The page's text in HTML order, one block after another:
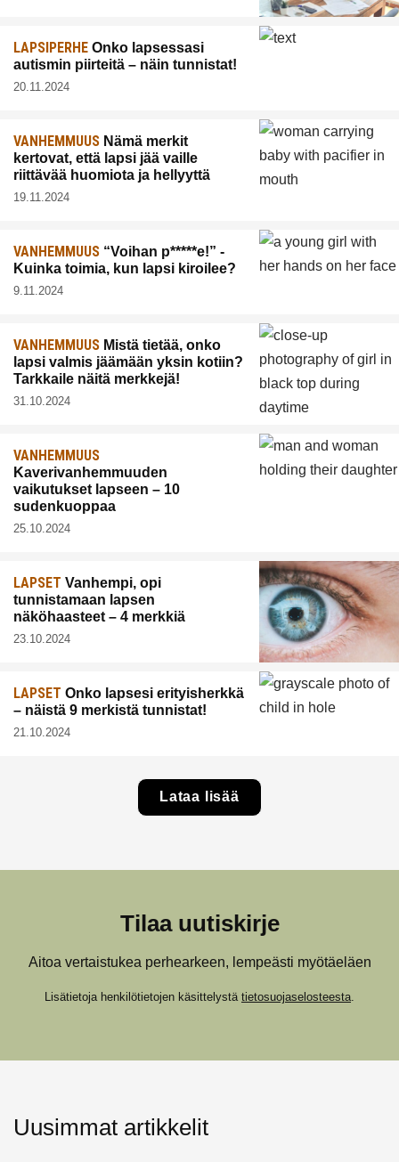
LAPSIPERHE Onko lapsessasi
autismin piirteitä – näin tunnistat!
20.11.2024
VANHEMMUUS Nämä merkit
kertovat, että lapsi jää vaille
riittävää huomiota ja hellyyttä
19.11.2024
VANHEMMUUS “Voihan p*****e!” -
Kuinka toimia, kun lapsi kiroilee?
9.11.2024
VANHEMMUUS Mistä tietää, onko
lapsi valmis jäämään yksin kotiin?
Tarkkaile näitä merkkejä!
31.10.2024
VANHEMMUUS
Kaverivanhemmuuden
vaikutukset lapseen – 10
sudenkuoppaa
25.10.2024
LAPSET Vanhempi, opi
tunnistamaan lapsen
näköhaasteet – 4 merkkiä
23.10.2024
LAPSET Onko lapsesi erityisherkkä
– näistä 9 merkistä tunnistat!
21.10.2024
Lataa lisää
Tilaa uutiskirje
Aitoa vertaistukea perhearkeen, lempeästi myötäeläen
Lisätietoja henkilötietojen käsittelystä tietosuojaselosteesta.
Uusimmat artikkelit